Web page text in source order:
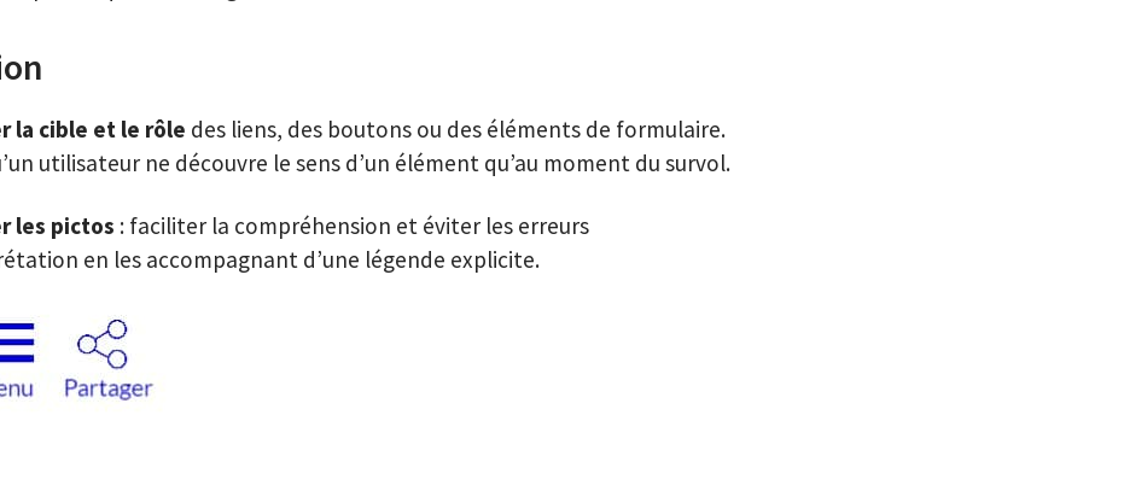
la cible et le rôle des liens, des boutons ou des éléments de formulaire.
utilisateur ne découvre le sens d’un élément qu’au moment du survol.
les pictos : faciliter la compréhension et éviter les erreurs
en les accompagnant d’une légende explicite.